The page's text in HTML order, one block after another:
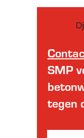
SMP
tegen